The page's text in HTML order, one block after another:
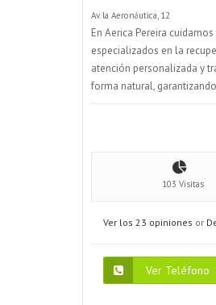
Av. la Aeronáutica, 12
En Aerica Pereira
especializados en la
atención personalizada y
forma natural,
103 Visitas
Ver los 23 opiniones or
Ver Teléfono